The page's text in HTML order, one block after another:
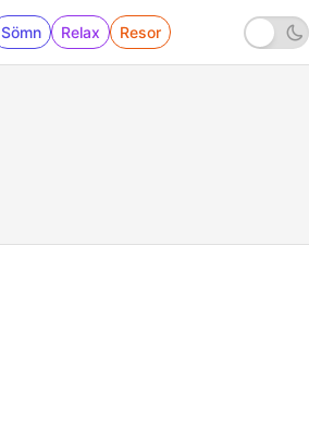
Sömn Relax Resor